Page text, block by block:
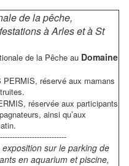
de la pêche,
à Arles et à St
de la Pêche au Domaine
réservé aux mamans
réservée aux participants
ainsi qu’aux
sur le parking de
en aquarium et piscine,